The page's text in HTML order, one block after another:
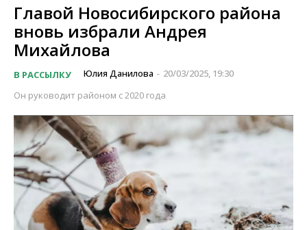
Главой Новосибирского района
вновь избрали Андрея
Михайлова
В РАССЫЛКУ Юлия Данилова - 20/03/2025, 19:30
Он руководит районом с 2020 года